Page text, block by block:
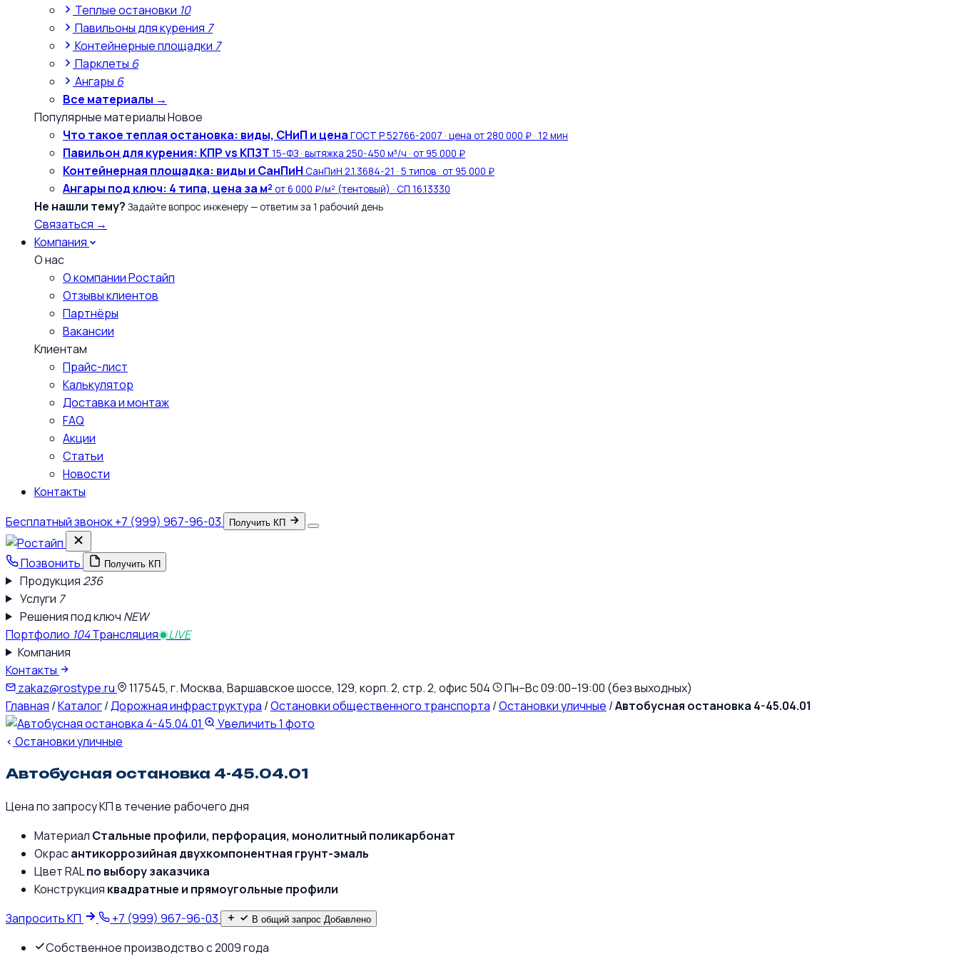
Теплые остановки 10
Павильоны для курения 7
Контейнерные площадки 7
Парклеты 6
Ангары 6
Все материалы →
Популярные материалыНовое
Что такое теплая остановка: виды, СНиП и цена ГОСТ Р 52766-2007 · цена от 280 000 ₽ · 12 мин
Павильон для курения: КПР vs КПЗТ 15-ФЗ · вытяжка 250-450 м³/ч · от 95 000 ₽
Контейнерная площадка: виды и СанПиН СанПиН 2.1.3684-21 · 5 типов · от 95 000 ₽
Ангары под ключ: 4 типа, цена за м² от 6 000 ₽/м² (тентовый) · СП 16.13330
Не нашли тему? Задайте вопрос инженеру — ответим за 1 рабочий день
Связаться →
Компания
О нас
О компании Ростайп
Отзывы клиентов
Партнёры
Вакансии
Клиентам
Прайс-лист
Калькулятор
Доставка и монтаж
FAQ
Акции
Статьи
Новости
Контакты
Бесплатный звонок+7 (999) 967-96-03 Получить КП
Позвонить Получить КП
Продукция 236
Услуги 7
Решения под ключ NEW
Портфолио 104Трансляция LIVE
Компания
Контакты
zakaz@rostype.ru
117545, г. Москва, Варшавское шоссе, 129, корп. 2, стр. 2, офис 504
Пн–Вс 09:00–19:00 (без выходных)
Главная /Каталог/Дорожная инфраструктура /Остановки общественного транспорта /Остановки уличные /Автобусная остановка 4-45.04.01
Увеличить1 фото
Остановки уличные
Автобусная остановка 4-45.04.01
Цена по запросуКП в течение рабочего дня
Материал Стальные профили, перфорация, монолитный поликарбонат
Окрасантикоррозийная двухкомпонентная грунт-эмаль
Цвет RALпо выбору заказчика
Конструкция квадратные и прямоугольные профили
Запросить КП
+7 (999) 967-96-03 В общий запрос Добавлено
Собственное производство с 2009 года